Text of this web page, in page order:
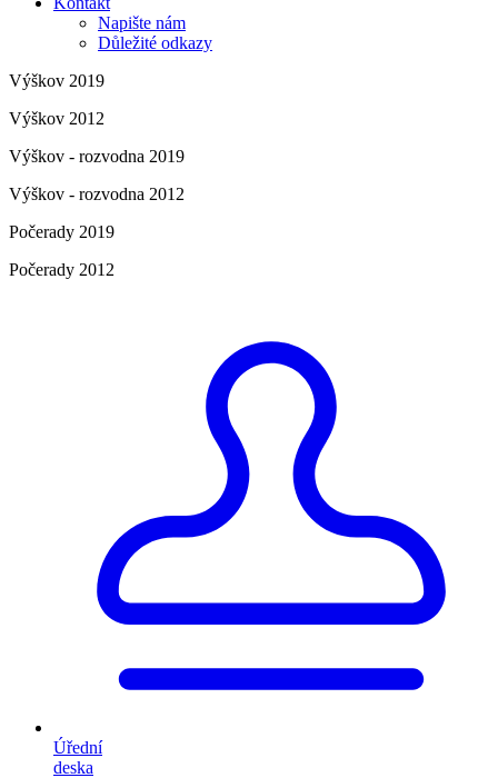
Napište nám
Důležité odkazy
Výškov 2019
Výškov 2012
Výškov - rozvodna 2019
Výškov - rozvodna 2012
Počerady 2019
Počerady 2012
Úřední
deska